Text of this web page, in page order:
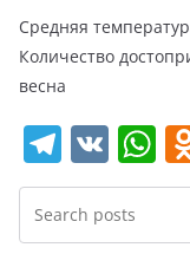
Средняя
Количество
весна
T
el
e
V
K
W
h